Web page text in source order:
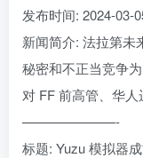
发布时间: 2024-03-
新闻简介: 法拉第未
秘密和不正当竞争
对 FF 前高管、华人
———————-
标题: Yuzu 模拟器